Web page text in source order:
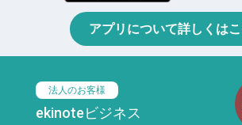
アプリについて詳しくは
法人のお客様
ekinoteビジネス